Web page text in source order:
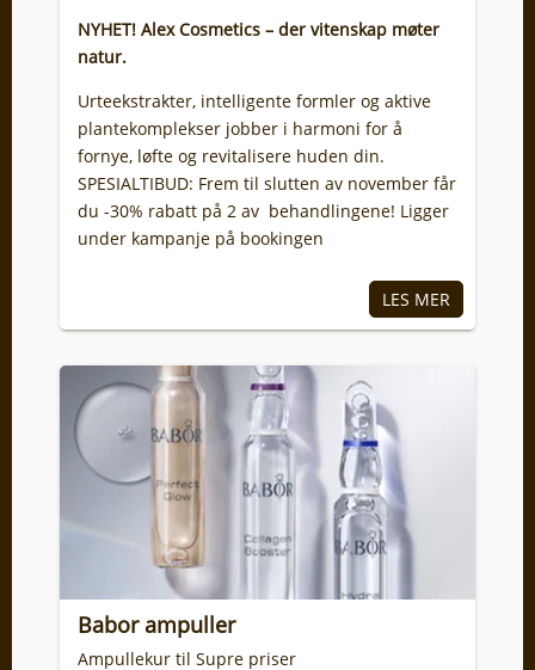
NYHET! Alex Cosmetics – der vitenskap møter
natur.
Urteekstrakter, intelligente formler og aktive
plantekomplekser jobber i harmoni for å
fornye, løfte og revitalisere huden din.
SPESIALTIBUD: Frem til slutten av november får
du -30% rabatt på 2 av behandlingene! Ligger
under kampanje på bookingen
Babor ampuller
Ampullekur til Supre priser